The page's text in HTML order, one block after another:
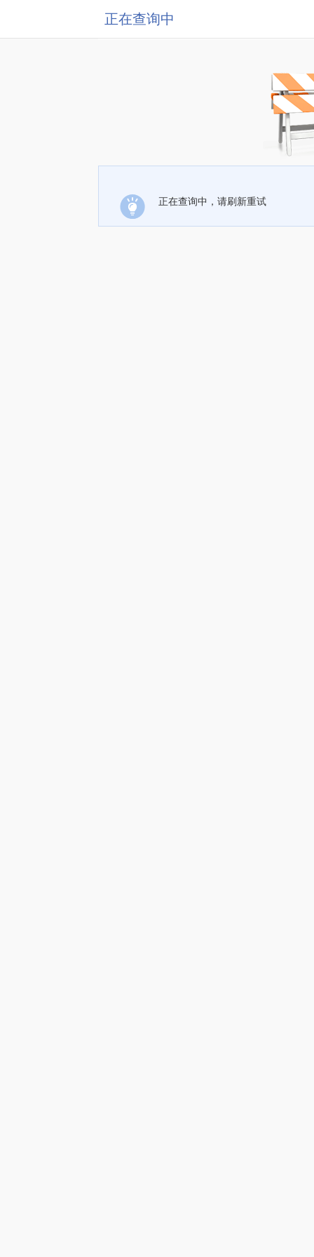
正在查询中
正在查询中，请刷新重试